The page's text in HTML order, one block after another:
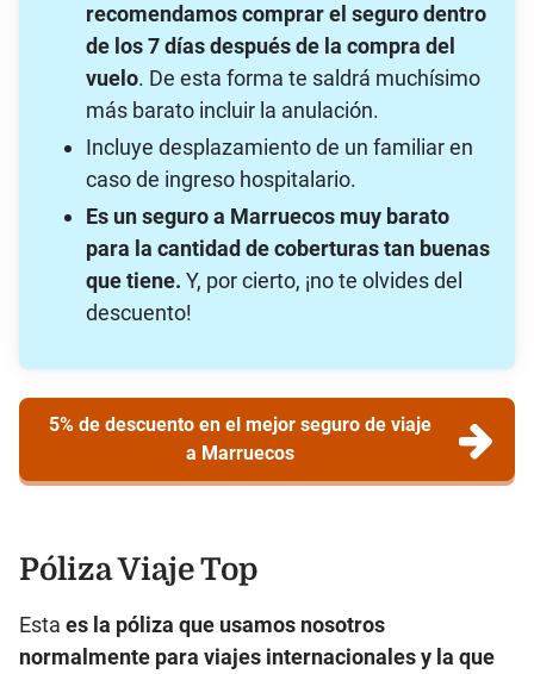
recomendamos comprar el seguro dentro
de los 7 días después de la compra del
vuelo. De esta forma te saldrá muchísimo
más barato incluir la anulación.
Incluye desplazamiento de un familiar en
caso de ingreso hospitalario.
Es un seguro a Marruecos muy barato
para la cantidad de coberturas tan buenas
que tiene. Y, por cierto, ¡no te olvides del
descuento!
5% de descuento en el mejor seguro de viaje
a Marruecos
Póliza Viaje Top
Esta es la póliza que usamos nosotros
normalmente para viajes internacionales y la que